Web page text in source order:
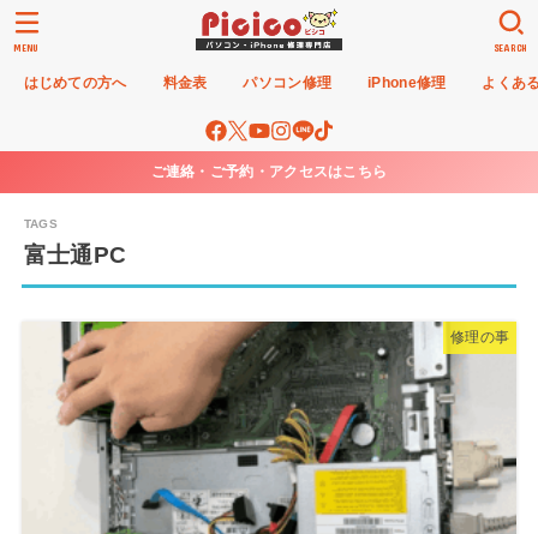
はじめての方へ 料金表 パソコン修理 iPhone修理 よくあ
SEARCH
MENU
ご連絡・ご予約・アクセスはこちら
富士通PC
修理の事